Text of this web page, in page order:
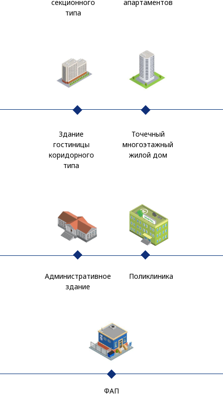
секционного
типа
апартаментов
Здание
гостиницы
коридорного
типа
Точечный
многоэтажный
жилой дом
Административное
здание
Поликлиника
ФАП